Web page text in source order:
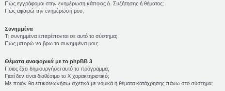
Πώς εγγράφομαι στην ενημέρωση κάποιας Δ. Συζήτησης ή θέματος;
Πώς αφαιρώ την ενημέρωσή μου;
Συνημμένα
Τι συνημμένα επιτρέπονται σε αυτό το σύστημα;
Πώς μπορώ να βρω τα συνημμένα μου;
Θέματα αναφορικά με το phpBB 3
Ποιος έχει δημιουργήσει αυτό το πρόγραμμα;
Γιατί δεν είναι διαθέσιμο το Χ χαρακτηριστικό;
Με ποιόν θα επικοινωνήσω σχετικά με νομικά ή θέματα κατάχρησης πάνω στο σύστημα;